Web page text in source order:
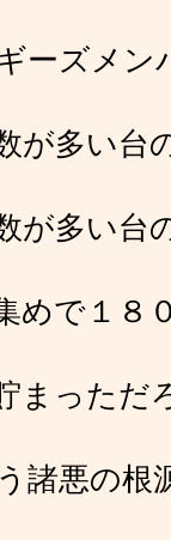
ーズメ
が多い台
が多い台
めで１
まった
諸悪の根